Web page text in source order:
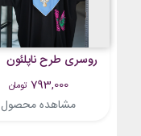
روسری طرح ناپلئون
793,000 تومان
مشاهده محصول